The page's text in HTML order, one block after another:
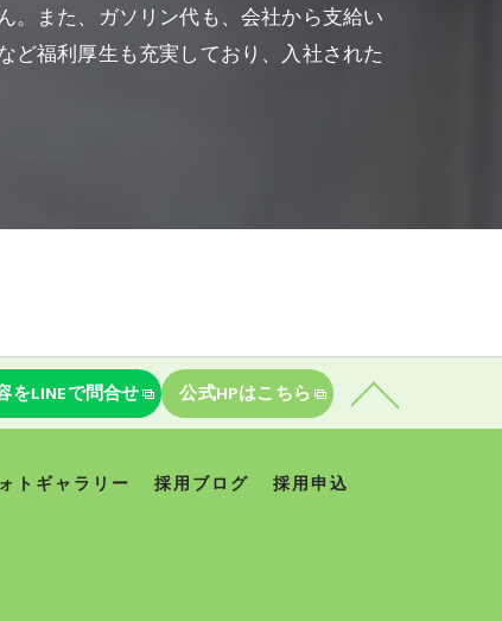
。また、ガソリン代も、会社から支給い
ど福利厚生も充実しており、入社された
をLINEで問合せ 公式HPはこちら
トギャラリー 採用ブログ
採用申込